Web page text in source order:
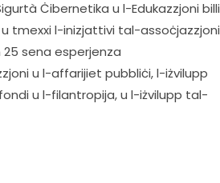
Ċibernetika u l-Edukazzjoni billi
tmexxi l-inizjattivi tal-assoċjazzjoni
sena esperjenza
u l-affarijiet pubbliċi, l-iżvilupp
u l-filantropija, u l-iżvilupp tal-